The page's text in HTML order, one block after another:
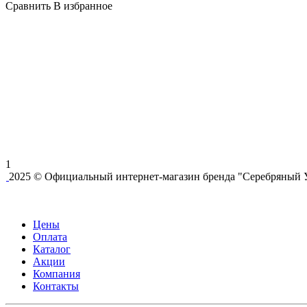
Сравнить В избранное
1
2025 © Официальный интернет-магазин бренда "Серебряный
Цены
Оплата
Каталог
Акции
Компания
Контакты